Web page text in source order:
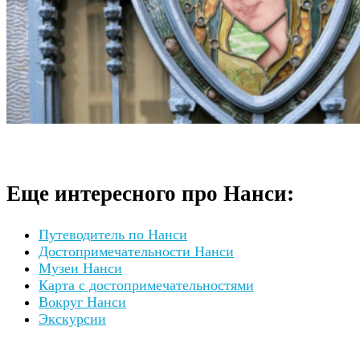
Еще интересного про Нанси:
Путеводитель по Нанси
Достопримечательности Нанси
Музеи Нанси
Карта с достопримечательностями
Вокруг Нанси
Экскурсии